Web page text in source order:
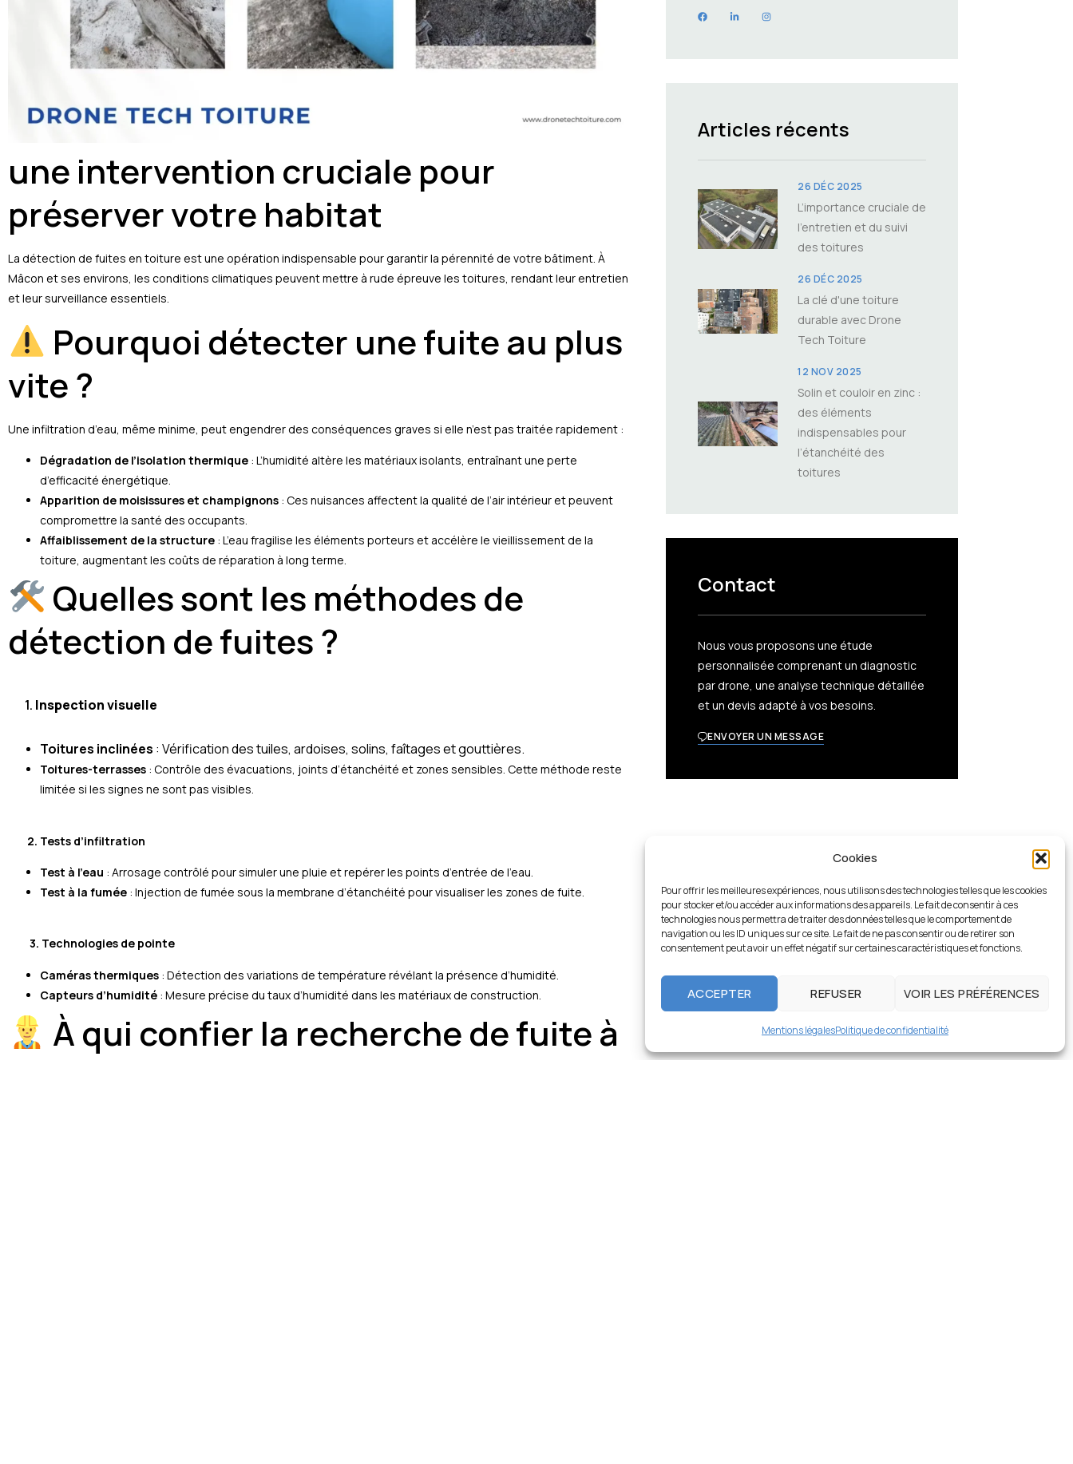
Cookies
Pour offrir les meilleures expériences, nous utilisons des technologies telles que les cookies
pour stocker et/ou accéder aux informations des appareils. Le fait de consentir à ces
technologies nous permettra de traiter des données telles que le comportement de
navigation ou les ID uniques sur ce site. Le fait de ne pas consentir ou de retirer son
consentement peut avoir un effet négatif sur certaines caractéristiques et fonctions.
ACCEPTER REFUSER VOIR LES PRÉFÉRENCES
Mentions légalesPolitique de confidentialité
une intervention cruciale pour
préserver votre habitat
La détection de fuites en toiture est une opération indispensable pour garantir la pérennité de votre bâtiment. À
Mâcon et ses environs, les conditions climatiques peuvent mettre à rude épreuve les toitures, rendant leur entretien
et leur surveillance essentiels.
Pourquoi détecter une fuite au plus
vite ?
Une infiltration d’eau, même minime, peut engendrer des conséquences graves si elle n’est pas traitée rapidement :
Dégradation de l’isolation thermique : L’humidité altère les matériaux isolants, entraînant une perte
d’efficacité énergétique.
Apparition de moisissures et champignons : Ces nuisances affectent la qualité de l’air intérieur et peuvent
compromettre la santé des occupants.
Affaiblissement de la structure : L’eau fragilise les éléments porteurs et accélère le vieillissement de la
toiture, augmentant les coûts de réparation à long terme.
Quelles sont les méthodes de
détection de fuites ?
1. Inspection visuelle
Toitures inclinées : Vérification des tuiles, ardoises, solins, faîtages et gouttières.
Toitures-terrasses : Contrôle des évacuations, joints d’étanchéité et zones sensibles. Cette méthode reste
limitée si les signes ne sont pas visibles.
2. Tests d’infiltration
Test à l’eau : Arrosage contrôlé pour simuler une pluie et repérer les points d’entrée de l’eau.
Test à la fumée : Injection de fumée sous la membrane d’étanchéité pour visualiser les zones de fuite.
3. Technologies de pointe
Caméras thermiques : Détection des variations de température révélant la présence d’humidité.
Capteurs d’humidité : Mesure précise du taux d’humidité dans les matériaux de construction.
À qui confier la recherche de fuite à
Articles récents
26 DÉC 2025
L’importance cruciale de
l’entretien et du suivi
des toitures
26 DÉC 2025
La clé d'une toiture
durable avec Drone
Tech Toiture
12 NOV 2025
Solin et couloir en zinc :
des éléments
indispensables pour
l’étanchéité des
toitures
Contact
Nous vous proposons une étude
personnalisée comprenant un diagnostic
par drone, une analyse technique détaillée
et un devis adapté à vos besoins.
ENVOYER UN MESSAGE